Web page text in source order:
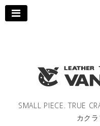
コ
ン
SMALL PIECE. TRUE
カクラ